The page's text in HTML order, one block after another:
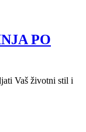
PO
Vaš životni stil i